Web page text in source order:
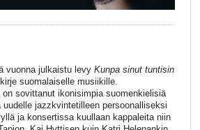
vuonna julkaistu levy Kunpa sinut tuntisin
suomalaiselle musiikille.
on sovittanut ikonisimpia suomenkielisiä
jazzkvintetilleen persoonalliseksi
ja konsertissa kuullaan kappaleita niin